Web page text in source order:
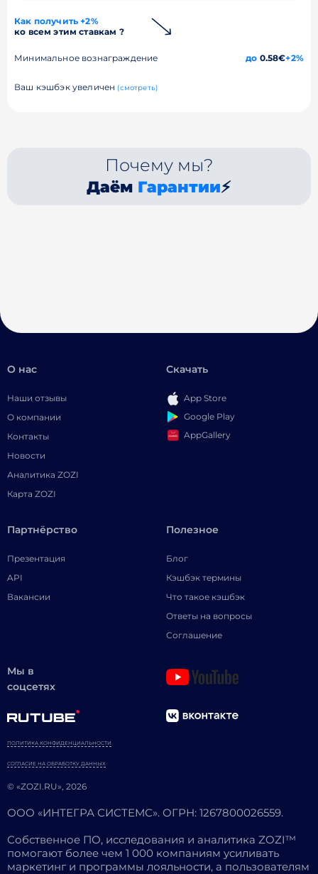
Как получить +2%
ко всем этим ставкам ?
Минимальное вознаграждение до 0.58€+2%
Ваш кэшбэк увеличен (смотреть)
Почему мы?
Даём Гарантии⚡
О нас
Наши отзывы
О компании
Контакты
Новости
Аналитика ZOZI
Карта ZOZI
Скачать
App Store
Google Play
AppGallery
Партнёрство
Презентация
API
Вакансии
Полезное
Блог
Кэшбэк термины
Что такое кэшбэк
Ответы на вопросы
Соглашение
Мы в
соцсетях
© «ZOZI.RU», 2026
ПОЛИТИКА КОНФИДЕНЦИАЛЬНОСТИ
СОГЛАСИЕ НА ОБРАБОТКУ ДАННЫХ
ООО «ИНТЕГРА СИСТЕМС». ОГРН: 1267800026559.
Собственное ПО, исследования и аналитика ZOZI™
помогают более чем 1 000 компаниям усиливать
маркетинг и программы лояльности, а пользователям